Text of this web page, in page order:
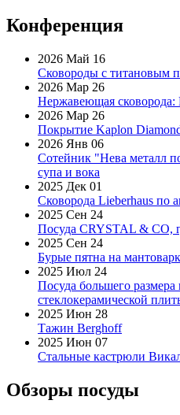
Конференция
2026 Май 16
Сковороды с титановым
2026 Мар 26
Нержавеющая
2026 Мар 26
Покрытие Kaplon
2026 Янв 06
Сотейник "Нева металл
супа и вока
2025 Дек 01
Сковорода Lieberhaus по
2025 Сен 24
Посуда CRYSTAL & CO,
2025 Сен 24
Бурые пятна на
2025 Июл 24
Посуда большего размера
стеклокерамической
2025 Июн 28
Тажин Berghoff
2025 Июн 07
Стальные кастрюли
Обзоры посуды